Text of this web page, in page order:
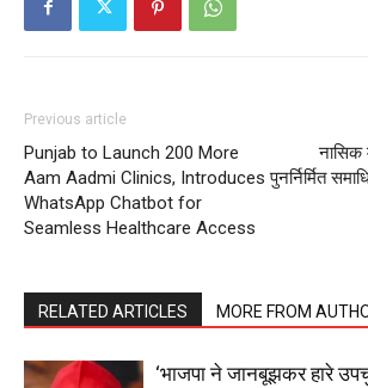
Company
About
Subscription Plans
Previous article
Punjab to Launch 200 More
Aam Aadmi Clinics, Introduces
WhatsApp Chatbot for
Seamless Healthcare Access
नासिक
पुनर्निर्मित
RELATED ARTICLES MORE FROM
‘भाजपा ने जानबूझकर हारे